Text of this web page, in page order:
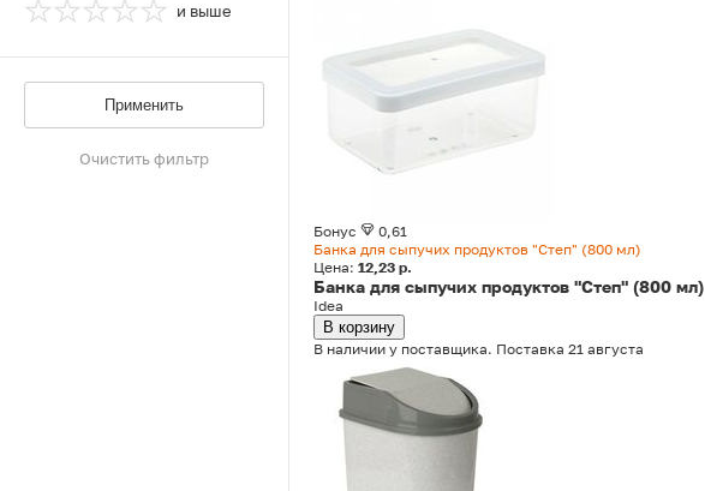
и выше
Применить
Очистить фильтр
Бонус
0,61
Банка для сыпучих продуктов "Степ" (800 мл)
Цена: 12,23 р.
Банка для сыпучих продуктов "Степ" (800 мл)
Idea
В корзину
В наличии у поставщика. Поставка 21 августа